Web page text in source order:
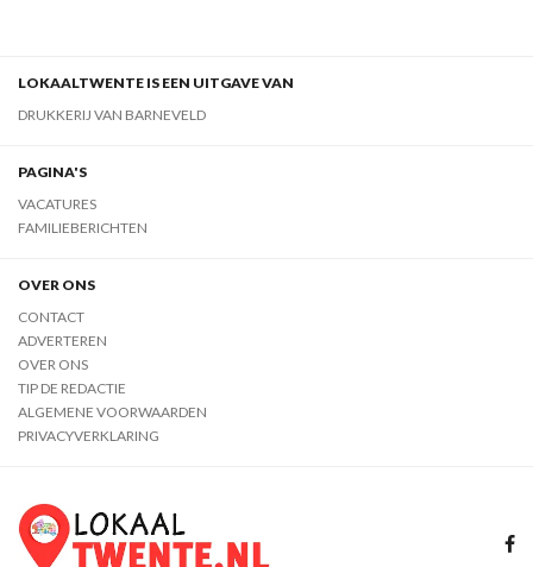
LOKAALTWENTE IS EEN UITGAVE VAN
DRUKKERIJ VAN BARNEVELD
PAGINA'S
VACATURES
FAMILIEBERICHTEN
OVER ONS
CONTACT
ADVERTEREN
OVER ONS
TIP DE REDACTIE
ALGEMENE VOORWAARDEN
PRIVACYVERKLARING